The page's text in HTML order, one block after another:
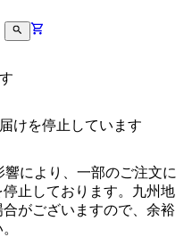
けを停止しています
により、一部のご注文に
止しております。九州地
がございますので、余裕